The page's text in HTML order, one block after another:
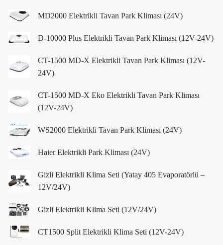
MD2000 Elektrikli Tavan Park Kliması (24V)
D-10000 Plus Elektrikli Tavan Park Kliması (12V-24V)
CT-1500 MD-X Elektrikli Tavan Park Kliması (12V-
24V)
CT-1500 MD-X Eko Elektrikli Tavan Park Kliması
(12V-24V)
WS2000 Elektrikli Tavan Park Kliması (24V)
Haier Elektrikli Park Kliması (24V)
Gizli Elektrikli Klima Seti (Yatay 405 Evaporatörlü –
12V/24V)
Gizli Elektrikli Klima Seti (12V/24V)
CT1500 Split Elektrikli Klima Seti (12V-24V)